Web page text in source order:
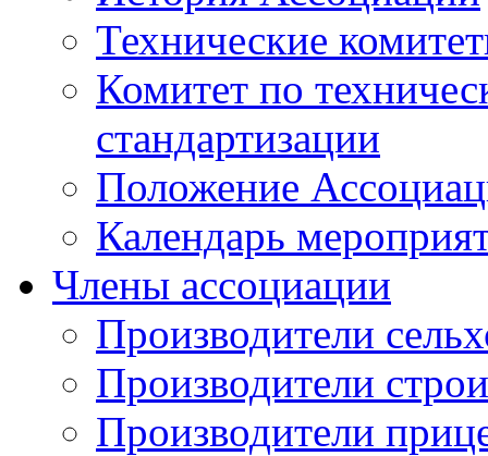
Технические
Комитет по
стандартизации
Положение
Календарь
Члены ассоциации
Производители
Производители
Производители